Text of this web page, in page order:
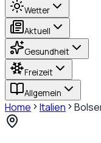
Wetter
Aktuell
Gesundheit
Freizeit
Allgemein
Home Italien